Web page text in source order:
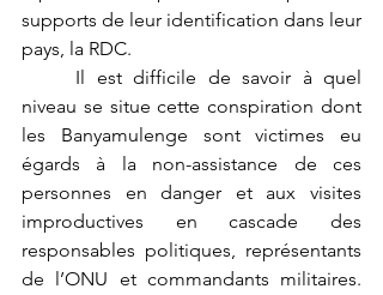
supports de leur identification dans leur
pays, la RDC.
niveau se situe cette conspiration dont
les Banyamulenge sont victimes eu
égards à la non-assistance de ces
personnes en danger et aux visites
improductives en cascade des
responsables politiques, représentants
de l’ONU et commandants militaires.